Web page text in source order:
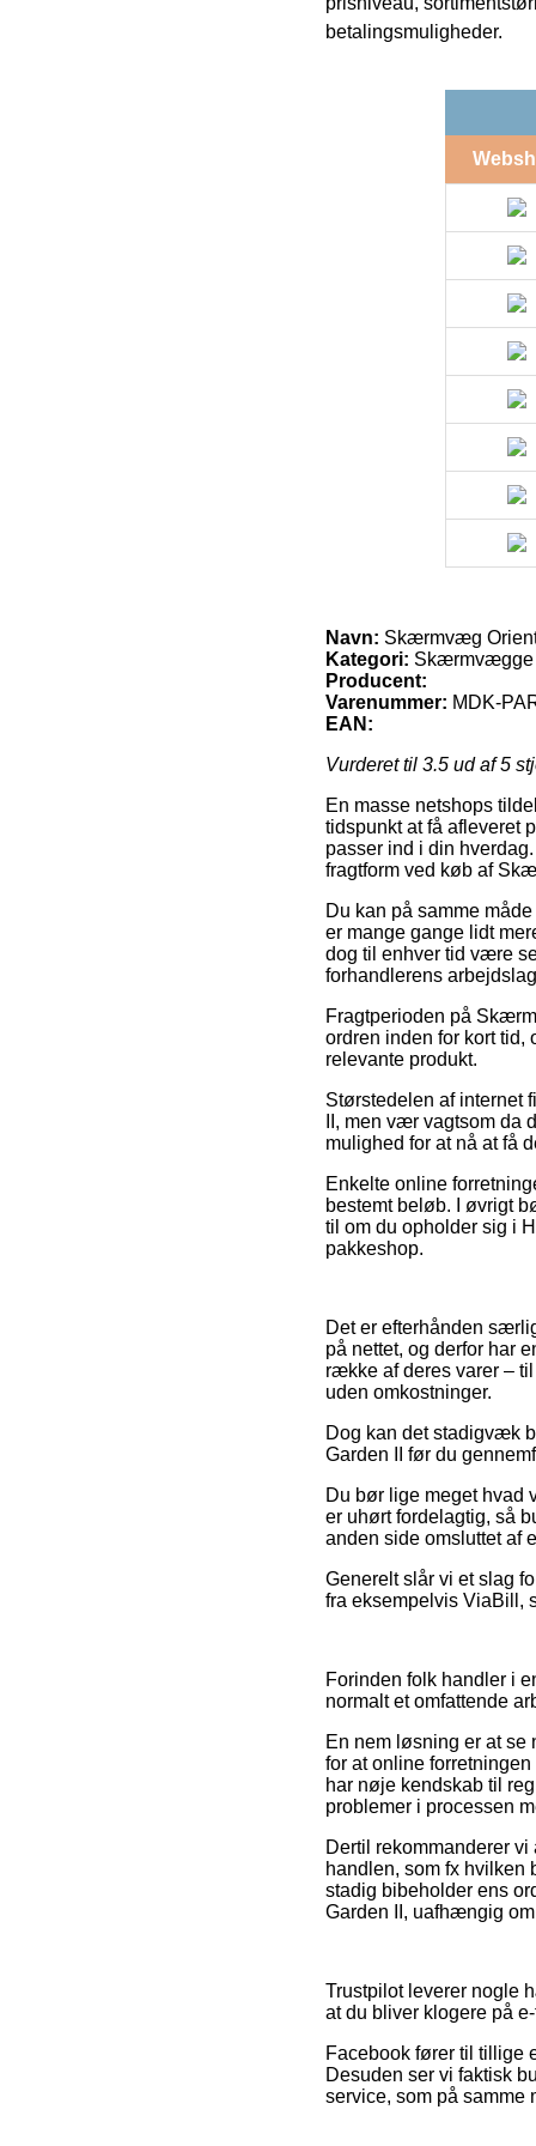
betalingsmuligheder.
Navn: Skærmvæg
Kategori: Skærmvægge
Producent:
Varenummer: MDK-
EAN:
Vurderet til 3.5 ud af 5
En masse netshops
tidspunkt at få afleveret
passer ind i din
fragtform ved køb af
Du kan på samme
er mange gange lidt
dog til enhver tid være
forhandlerens
Fragtperioden på
ordren inden for kort tid,
relevante produkt.
Størstedelen af internet
II, men vær vagtsom
mulighed for at nå at få
Enkelte online
bestemt beløb. I øvrigt
til om du opholder sig i
pakkeshop.
Det er efterhånden
på nettet, og derfor har
række af deres varer –
uden omkostninger.
Dog kan det stadigvæk
Garden II før du
Du bør lige meget hvad
er uhørt fordelagtig, så
anden side omsluttet af
Generelt slår vi et slag
fra eksempelvis ViaBill,
Forinden folk handler i
normalt et omfattende
En nem løsning er at
for at online
har nøje kendskab til
problemer i processen
Dertil rekommanderer
handlen, som fx hvilken
stadig bibeholder ens
Garden II, uafhængig
Trustpilot leverer nogle
at du bliver klogere på
Facebook fører til tillige
Desuden ser vi faktisk
service, som på samme